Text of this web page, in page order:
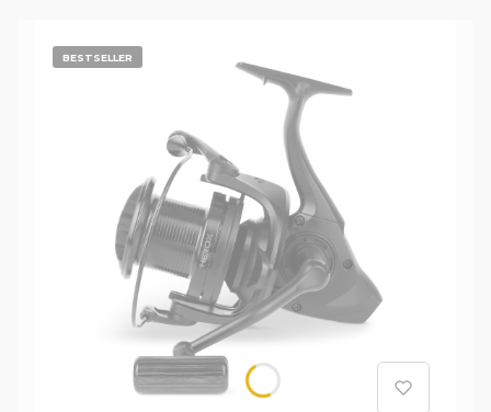
BESTSELLER